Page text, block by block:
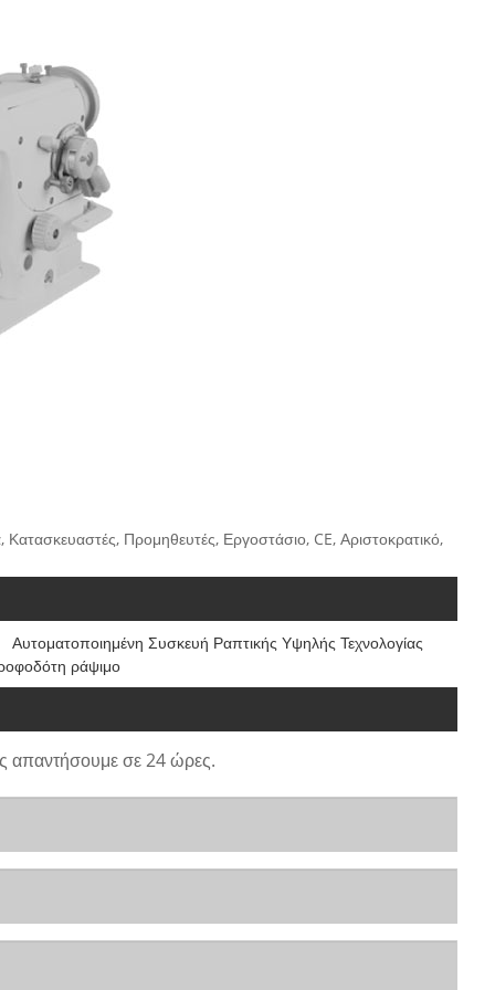
Προμηθευτές, Εργοστάσιο, CE, Αριστοκρατικό,
Αυτοματοποιημένη Συσκευή Ραπτικής Υψηλής Τεχνολογίας
ράψιμο
απαντήσουμε σε 24 ώρες.